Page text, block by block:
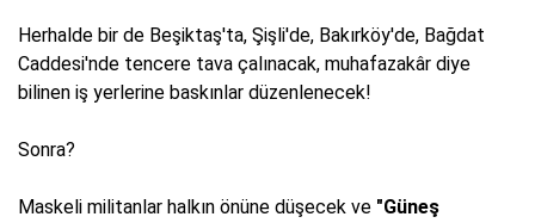
Herhalde bir de Beşiktaş'ta, Şişli'de, Bakırköy'de, Bağdat
Caddesi'nde tencere tava çalınacak, muhafazakâr diye
bilinen iş yerlerine baskınlar düzenlenecek!
Sonra?
Maskeli militanlar halkın önüne düşecek ve "Güneş